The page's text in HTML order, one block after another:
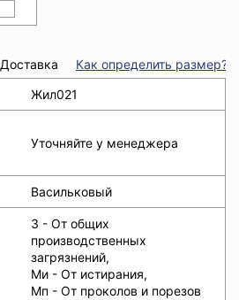
Доставка
Как определить размер?
Жил021
Уточняйте у менеджера
Васильковый
З - От общих
производственных
загрязнений,
Ми - От истирания,
Мп - От проколов и порезов